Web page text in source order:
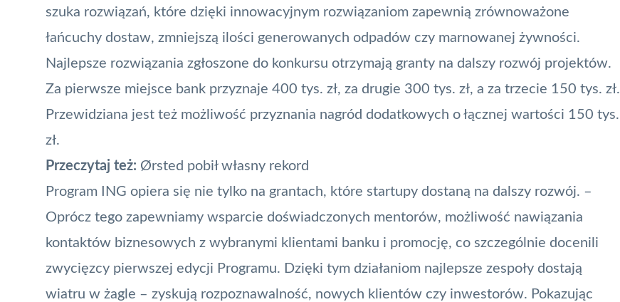
szuka rozwiązań, które dzięki innowacyjnym rozwiązaniom zapewnią zrównoważone
łańcuchy dostaw, zmniejszą ilości generowanych odpadów czy marnowanej żywności.
Najlepsze rozwiązania zgłoszone do konkursu otrzymają granty na dalszy rozwój projektów.
Za pierwsze miejsce bank przyznaje 400 tys. zł, za drugie 300 tys. zł, a za trzecie 150 tys. zł.
Przewidziana jest też możliwość przyznania nagród dodatkowych o łącznej wartości 150 tys.
zł.
Przeczytaj też: Ørsted pobił własny rekord
Program ING opiera się nie tylko na grantach, które startupy dostaną na dalszy rozwój. –
Oprócz tego zapewniamy wsparcie doświadczonych mentorów, możliwość nawiązania
kontaktów biznesowych z wybranymi klientami banku i promocję, co szczególnie docenili
zwycięzcy pierwszej edycji Programu. Dzięki tym działaniom najlepsze zespoły dostają
wiatru w żagle – zyskują rozpoznawalność, nowych klientów czy inwestorów. Pokazując